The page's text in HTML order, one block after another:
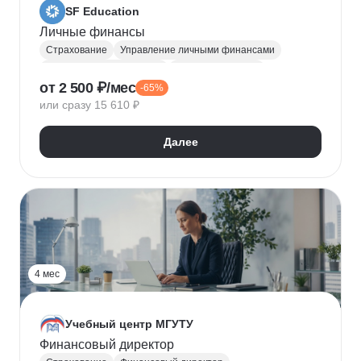
SF Education
Личные финансы
Страхование
Управление личными финансами
Инвестирование
Криптовалюты
Кредитование
Web3
от 2 500 ₽/мес -65%
или сразу 15 610 ₽
Далее
4 мес
Учебный центр МГУТУ
Финансовый директор